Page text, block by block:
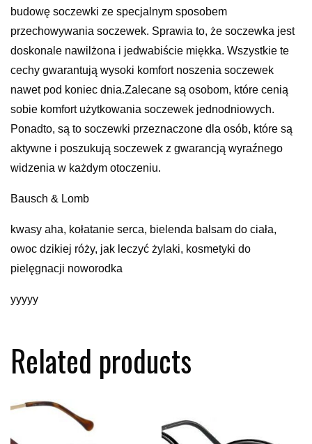
budowę soczewki ze specjalnym sposobem
przechowywania soczewek. Sprawia to, że soczewka jest
doskonale nawilżona i jedwabiście miękka. Wszystkie te
cechy gwarantują wysoki komfort noszenia soczewek
nawet pod koniec dnia.Zalecane są osobom, które cenią
sobie komfort użytkowania soczewek jednodniowych.
Ponadto, są to soczewki przeznaczone dla osób, które są
aktywne i poszukują soczewek z gwarancją wyraźnego
widzenia w każdym otoczeniu.
Bausch & Lomb
kwasy aha, kołatanie serca, bielenda balsam do ciała,
owoc dzikiej róży, jak leczyć żylaki, kosmetyki do
pielęgnacji noworodka
yyyyy
Related products